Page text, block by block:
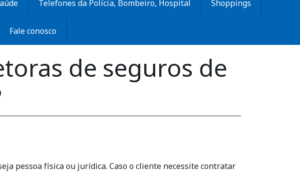
Telefones da Polícia, Bombeiro, Hospital Shoppings
Fale conosco
de seguros de
pessoa física ou jurídica. Caso o cliente necessite contratar